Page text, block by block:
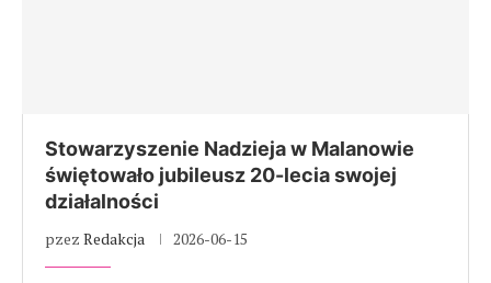
Stowarzyszenie Nadzieja w Malanowie
świętowało jubileusz 20-lecia swojej
działalności
pzez Redakcja 2026-06-15